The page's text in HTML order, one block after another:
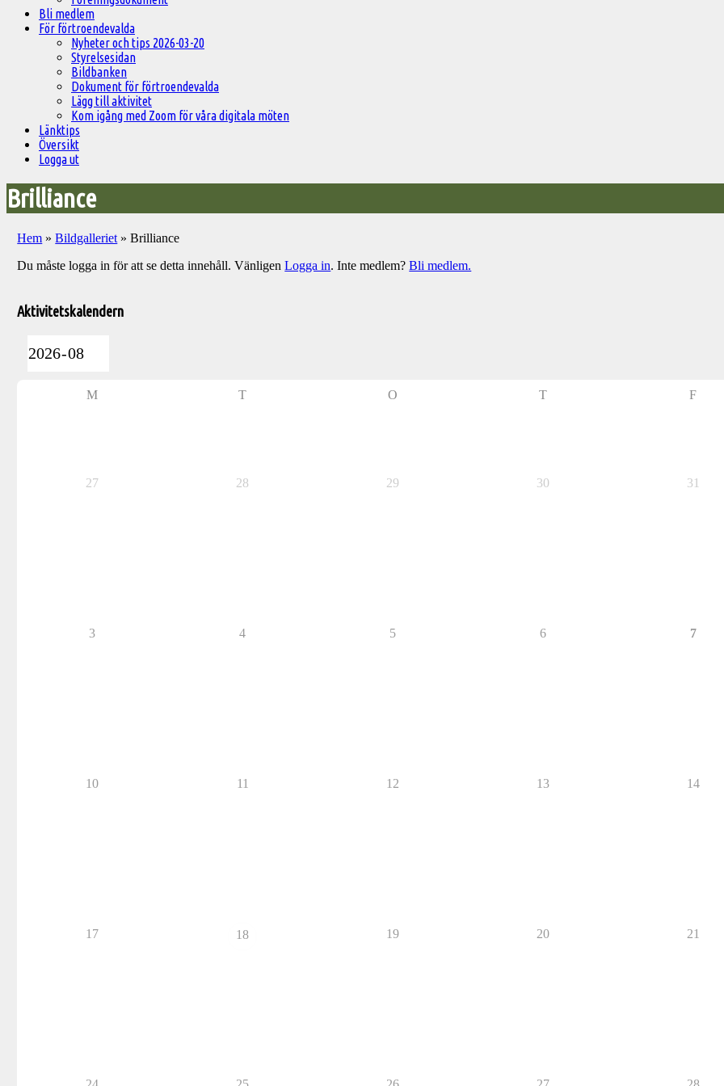
Bli medlem
För förtroendevalda
Nyheter och tips 2026-03-20
Styrelsesidan
Bildbanken
Dokument för förtroendevalda
Lägg till aktivitet
Kom igång med Zoom för våra digitala möten
Länktips
Översikt
Logga ut
Brilliance
Hem »Bildgalleriet »Brilliance
Du måste logga in för att se detta innehåll. VänligenLogga in. Inte medlem?Bli medlem.
till
aktiviteter
Aktivitetskalendern
M T O T F
27 28 29 30 31
3 4 5 6 7
10 11 12 13 14
17 18 19 20 21